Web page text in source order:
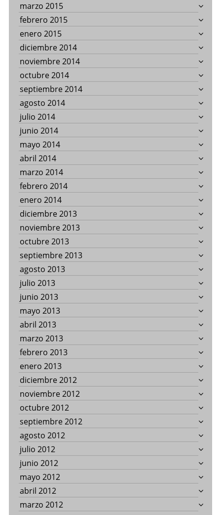
marzo 2015
febrero 2015
enero 2015
diciembre 2014
noviembre 2014
octubre 2014
septiembre 2014
agosto 2014
julio 2014
junio 2014
mayo 2014
abril 2014
marzo 2014
febrero 2014
enero 2014
diciembre 2013
noviembre 2013
octubre 2013
septiembre 2013
agosto 2013
julio 2013
junio 2013
mayo 2013
abril 2013
marzo 2013
febrero 2013
enero 2013
diciembre 2012
noviembre 2012
octubre 2012
septiembre 2012
agosto 2012
julio 2012
junio 2012
mayo 2012
abril 2012
marzo 2012